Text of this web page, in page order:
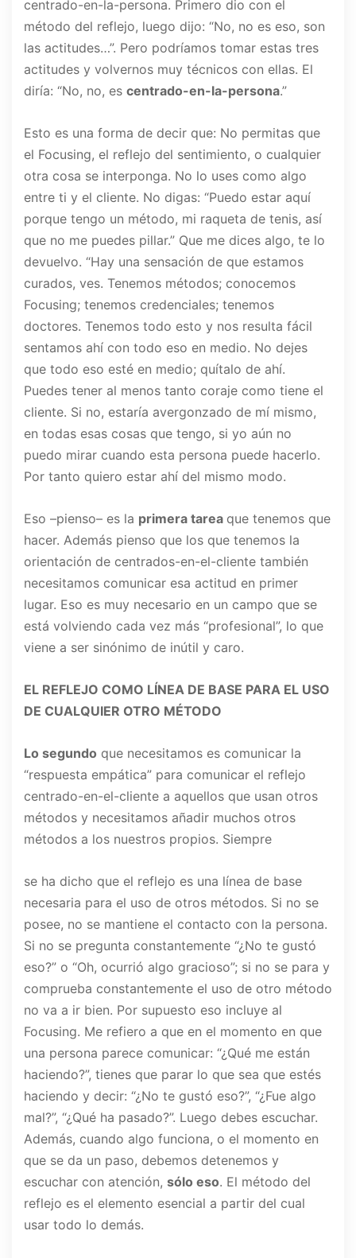
centrado-en-la-persona. Primero dio con el
método del reflejo, luego dijo: “No, no es eso, son
las actitudes…”. Pero podríamos tomar estas tres
actitudes y volvernos muy técnicos con ellas. El
diría: “No, no, es centrado-en-la-persona.”
Esto es una forma de decir que: No permitas que
el Focusing, el reflejo del sentimiento, o cualquier
otra cosa se interponga. No lo uses como algo
entre ti y el cliente. No digas: “Puedo estar aquí
porque tengo un método, mi raqueta de tenis, así
que no me puedes pillar.” Que me dices algo, te lo
devuelvo. “Hay una sensación de que estamos
curados, ves. Tenemos métodos; conocemos
Focusing; tenemos credenciales; tenemos
doctores. Tenemos todo esto y nos resulta fácil
sentamos ahí con todo eso en medio. No dejes
que todo eso esté en medio; quítalo de ahí.
Puedes tener al menos tanto coraje como tiene el
cliente. Si no, estaría avergonzado de mí mismo,
en todas esas cosas que tengo, si yo aún no
puedo mirar cuando esta persona puede hacerlo.
Por tanto quiero estar ahí del mismo modo.
Eso –pienso– es la primera tarea que tenemos que
hacer. Además pienso que los que tenemos la
orientación de centrados-en-el-cliente también
necesitamos comunicar esa actitud en primer
lugar. Eso es muy necesario en un campo que se
está volviendo cada vez más “profesional”, lo que
viene a ser sinónimo de inútil y caro.
EL REFLEJO COMO LÍNEA DE BASE PARA EL USO
DE CUALQUIER OTRO MÉTODO
Lo segundo que necesitamos es comunicar la
“respuesta empática” para comunicar el reflejo
centrado-en-el-cliente a aquellos que usan otros
métodos y necesitamos añadir muchos otros
métodos a los nuestros propios. Siempre
se ha dicho que el reflejo es una línea de base
necesaria para el uso de otros métodos. Si no se
posee, no se mantiene el contacto con la persona.
Si no se pregunta constantemente “¿No te gustó
eso?” o “Oh, ocurrió algo gracioso”; si no se para y
comprueba constantemente el uso de otro método
no va a ir bien. Por supuesto eso incluye al
Focusing. Me refiero a que en el momento en que
una persona parece comunicar: “¿Qué me están
haciendo?”, tienes que parar lo que sea que estés
haciendo y decir: “¿No te gustó eso?”, “¿Fue algo
mal?”, “¿Qué ha pasado?”. Luego debes escuchar.
Además, cuando algo funciona, o el momento en
que se da un paso, debemos detenemos y
escuchar con atención, sólo eso. El método del
reflejo es el elemento esencial a partir del cual
usar todo lo demás.